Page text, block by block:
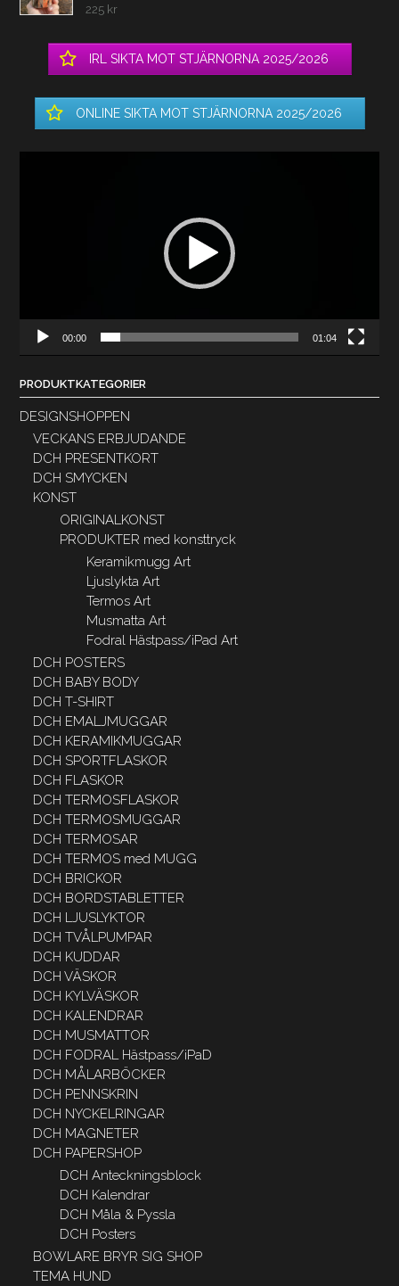
225 kr
IRL SIKTA MOT STJÄRNORNA 2025/2026
ONLINE SIKTA MOT STJÄRNORNA 2025/2026
00:00 01:04
PRODUKTKATEGORIER
DESIGNSHOPPEN
VECKANS ERBJUDANDE
DCH PRESENTKORT
DCH SMYCKEN
KONST
ORIGINALKONST
PRODUKTER med konsttryck
Keramikmugg Art
Ljuslykta Art
Termos Art
Musmatta Art
Fodral Hästpass/iPad Art
DCH POSTERS
DCH BABY BODY
DCH T-SHIRT
DCH EMALJMUGGAR
DCH KERAMIKMUGGAR
DCH SPORTFLASKOR
DCH FLASKOR
DCH TERMOSFLASKOR
DCH TERMOSMUGGAR
DCH TERMOSAR
DCH TERMOS med MUGG
DCH BRICKOR
DCH BORDSTABLETTER
DCH LJUSLYKTOR
DCH TVÅLPUMPAR
DCH KUDDAR
DCH VÄSKOR
DCH KYLVÄSKOR
DCH KALENDRAR
DCH MUSMATTOR
DCH FODRAL Hästpass/iPaD
DCH MÅLARBÖCKER
DCH PENNSKRIN
DCH NYCKELRINGAR
DCH MAGNETER
DCH PAPERSHOP
DCH Anteckningsblock
DCH Kalendrar
DCH Måla & Pyssla
DCH Posters
BOWLARE BRYR SIG SHOP
TEMA HUND